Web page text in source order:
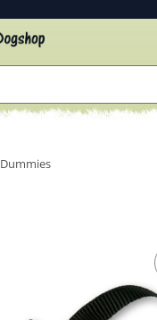
Dummies